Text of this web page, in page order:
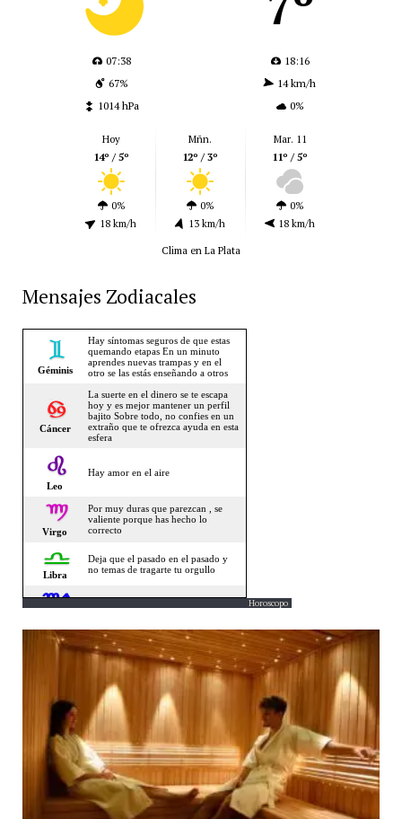
07:38
18:16
67%
14 km/h
1014 hPa
0%
Hoy
14º / 5º
0%
18 km/h
Mñn.
12º / 3º
0%
13 km/h
Mar. 11
11º / 5º
0%
18 km/h
Clima en La Plata
Mensajes Zodiacales
Horoscopo